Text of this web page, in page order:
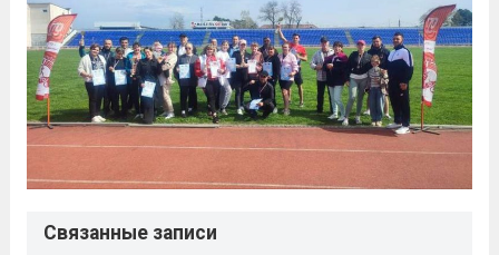
Связанные записи